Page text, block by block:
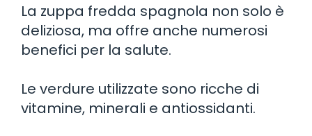
La zuppa fredda spagnola non solo è
deliziosa, ma offre anche numerosi
benefici per la salute.
Le verdure utilizzate sono ricche di
vitamine, minerali e antiossidanti.